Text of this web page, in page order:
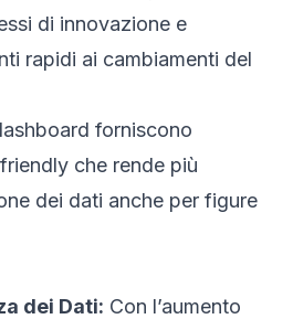
di innovazione e
rapidi ai cambiamenti del
forniscono
che rende più
dei dati anche per figure
dei Dati: Con l’aumento